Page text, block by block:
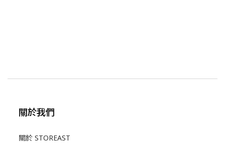
關於我們
關於 STOREAST